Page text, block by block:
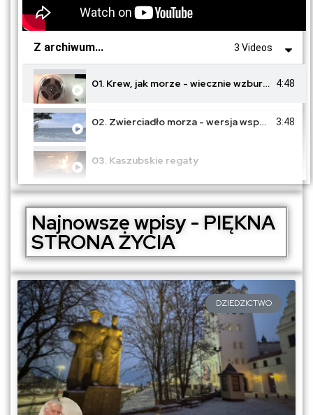
Z archiwum... 3 Videos
01. Krew, jak morze - wiecznie wzburzona 4:48
02. Zwierciadło morza - wersja współczesna cz. 1 3:48
03. Kaszubskie regaty
Najnowsze wpisy - PIĘKNA
STRONA ŻYCIA
DZIEDZICTWO